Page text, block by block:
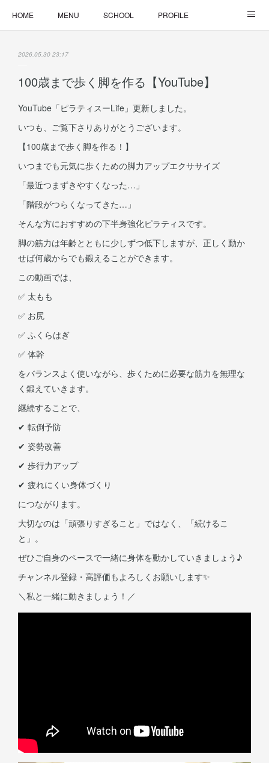
HOME MENU SCHOOL PROFILE
2026.05.30 23:17
100歳まで歩く脚を作る【YouTube】
YouTube「ピラティスーLife」更新しました。
いつも、ご覧下さりありがとうございます。
【100歳まで歩く脚を作る！】
いつまでも元気に歩くための脚力アップエクササイズ
「最近つまずきやすくなった…」
「階段がつらくなってきた…」
そんな方におすすめの下半身強化ピラティスです。
脚の筋力は年齢とともに少しずつ低下しますが、正しく動か
せば何歳からでも鍛えることができます。
この動画では、
✅ 太もも
✅ お尻
✅ ふくらはぎ
✅ 体幹
をバランスよく使いながら、歩くために必要な筋力を無理な
く鍛えていきます。
継続することで、
✔ 転倒予防
✔ 姿勢改善
✔ 歩行力アップ
✔ 疲れにくい身体づくり
につながります。
大切なのは「頑張りすぎること」ではなく、「続けるこ
と」。
ぜひご自身のペースで一緒に身体を動かしていきましょう♪
チャンネル登録・高評価もよろしくお願いします✨
＼私と一緒に動きましょう！／